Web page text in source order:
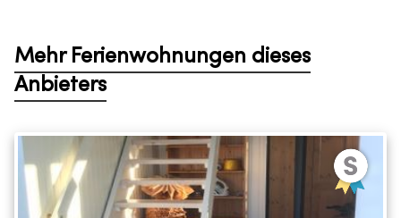
Mehr Ferienwohnungen dieses
Anbieters